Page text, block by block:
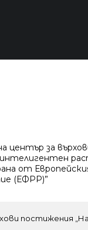
център за
от
(ЕФРР)”
постижения